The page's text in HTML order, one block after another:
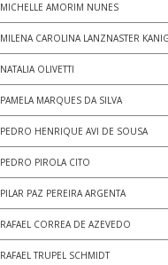
MICHELLE AMORIM NUNES
MILENA CAROLINA LANZNASTER
NATALIA OLIVETTI
PAMELA MARQUES DA SILVA
PEDRO HENRIQUE AVI DE SOUSA
PEDRO PIROLA CITO
PILAR PAZ PEREIRA ARGENTA
RAFAEL CORREA DE AZEVEDO
RAFAEL TRUPEL SCHMIDT